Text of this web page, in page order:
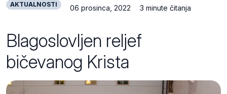
AKTUALNOSTI 06 prosinca, 2022 3 minute čitanja
Blagoslovljen reljef
bičevanog Krista